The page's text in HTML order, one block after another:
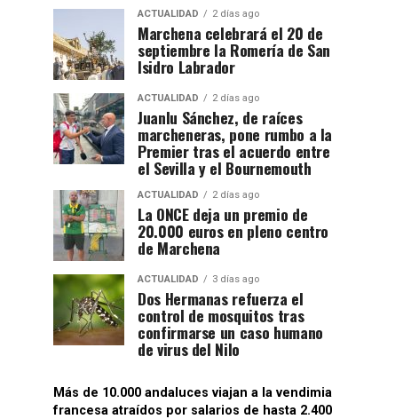
ACTUALIDAD 2 días ago
Marchena celebrará el 20 de
septiembre la Romería de San
Isidro Labrador
ACTUALIDAD 2 días ago
Juanlu Sánchez, de raíces
marcheneras, pone rumbo a la
Premier tras el acuerdo entre
el Sevilla y el Bournemouth
ACTUALIDAD 2 días ago
La ONCE deja un premio de
20.000 euros en pleno centro
de Marchena
ACTUALIDAD 3 días ago
Dos Hermanas refuerza el
control de mosquitos tras
confirmarse un caso humano
de virus del Nilo
Más de 10.000 andaluces viajan a la vendimia
francesa atraídos por salarios de hasta 2.400